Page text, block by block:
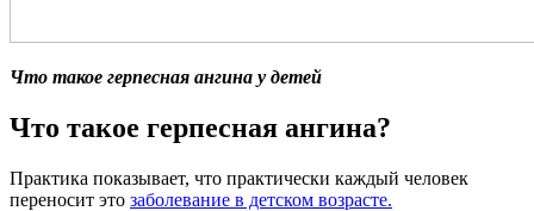
Что такое герпесная ангина у детей
Что такое герпесная ангина?
Практика показывает, что практически каждый человек
переносит это заболевание в детском возрасте.